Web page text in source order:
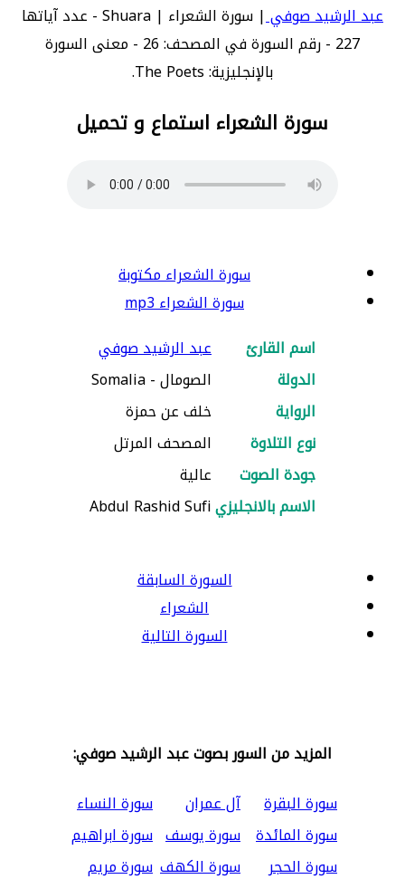
عبد الرشيد صوفي
| سورة الشعراء | Shuara - عدد آياتها
227 - رقم السورة في المصحف: 26 - معنى السورة
بالإنجليزية: The Poets.
سورة الشعراء استماع و تحميل
سورة الشعراء مكتوبة
سورة الشعراء mp3
اسم القارئ
عبد الرشيد صوفي
الدولة
الصومال - Somalia
الرواية
خلف عن حمزة
نوع التلاوة
المصحف المرتل
جودة الصوت
عالية
الاسم بالانجليزيAbdul Rashid Sufi
السورة السابقة
الشعراء
السورة التالية
المزيد من السور بصوت عبد الرشيد صوفي:
سورة البقرة
آل عمران
سورة النساء
سورة المائدة سورة يوسف سورة ابراهيم
سورة الحجر
سورة الكهف سورة مريم